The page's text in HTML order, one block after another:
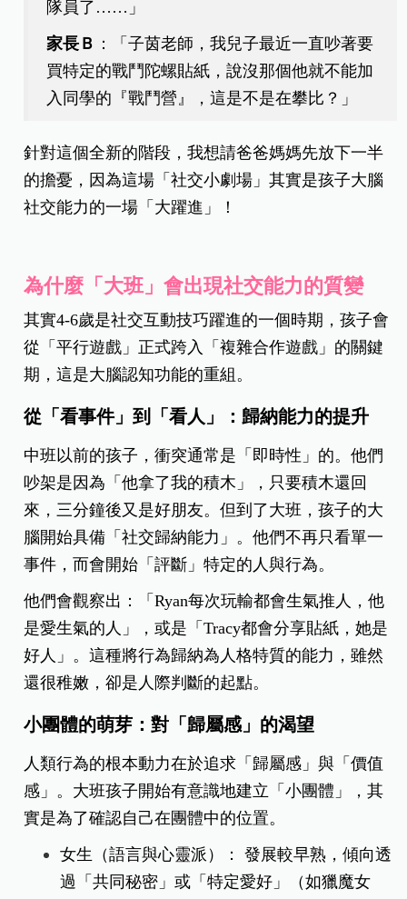
隊員了……」
家長Ｂ ：「子茵老師，我兒子最近一直吵著要
買特定的戰鬥陀螺貼紙，說沒那個他就不能加
入同學的『戰鬥營』，這是不是在攀比？」
針對這個全新的階段，我想請爸爸媽媽先放下一半
的擔憂，因為這場「社交小劇場」其實是孩子大腦
社交能力的一場「大躍進」！
為什麼「大班」會出現社交能力的質變
其實4-6歲是社交互動技巧躍進的一個時期，孩子會
從「平行遊戲」正式跨入「複雜合作遊戲」的關鍵
期，這是大腦認知功能的重組。
從「看事件」到「看人」：歸納能力的提升
中班以前的孩子，衝突通常是「即時性」的。他們
吵架是因為「他拿了我的積木」，只要積木還回
來，三分鐘後又是好朋友。但到了大班，孩子的大
腦開始具備「社交歸納能力」。他們不再只看單一
事件，而會開始「評斷」特定的人與行為。
他們會觀察出：「Ryan每次玩輸都會生氣推人，他
是愛生氣的人」，或是「Tracy都會分享貼紙，她是
好人」。這種將行為歸納為人格特質的能力，雖然
還很稚嫩，卻是人際判斷的起點。
小團體的萌芽：對「歸屬感」的渴望
人類行為的根本動力在於追求「歸屬感」與「價值
感」。大班孩子開始有意識地建立「小團體」，其
實是為了確認自己在團體中的位置。
女生（語言與心靈派）： 發展較早熟，傾向透
過「共同秘密」或「特定愛好」（如獵魔女